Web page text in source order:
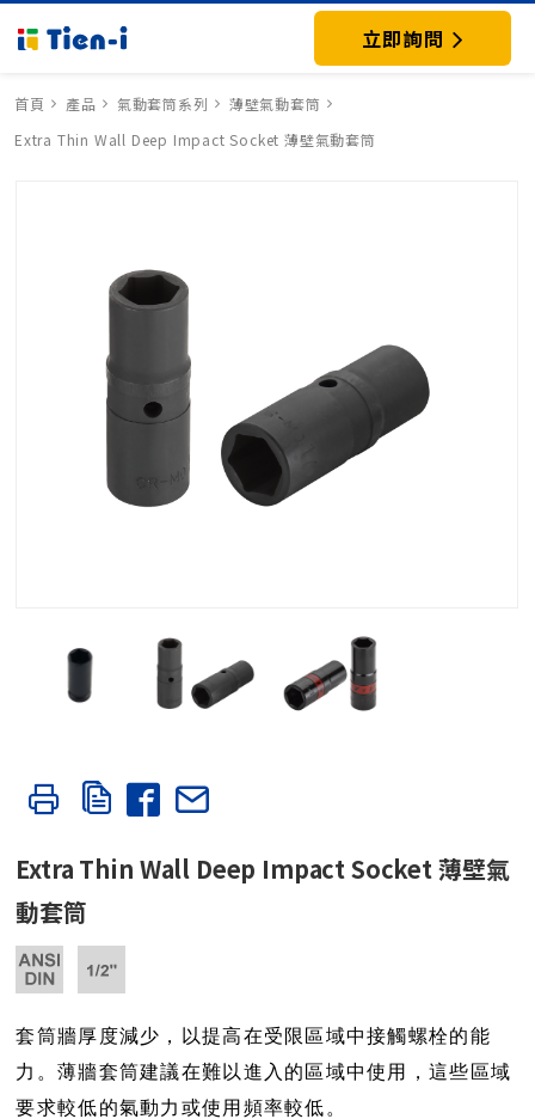
立即詢問
首頁 產品 氣動套筒系列
薄壁氣動套筒
Extra Thin Wall Deep Impact Socket 薄壁氣動套筒
Extra Thin Wall Deep Impact Socket 薄壁氣
動套筒
套筒牆厚度減少，以提高在受限區域中接觸螺栓的能
力。薄牆套筒建議在難以進入的區域中使用，這些區域
要求較低的氣動力或使用頻率較低。